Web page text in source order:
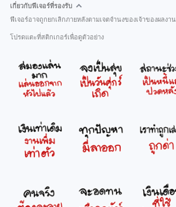
เกี่ยวกับฟีเจอร์ที่รองรับ
ฟีเจอร์อาจถูกยกเลิกภายหลังตามเจตจำนงของเจ้าของผลงาน
โปรดแตะที่สติกเกอร์เพื่อดูตัวอย่าง